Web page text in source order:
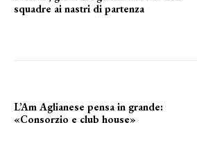
squadre ai nastri di partenza
L’Am Aglianese pensa in grande:
«Consorzio e club house»